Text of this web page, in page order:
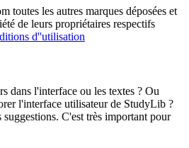
toutes les autres marques déposées et
de leurs propriétaires respectifs
d''utilisation
dans l'interface ou les textes ? Ou
l'interface utilisateur de StudyLib ?
C'est très important pour